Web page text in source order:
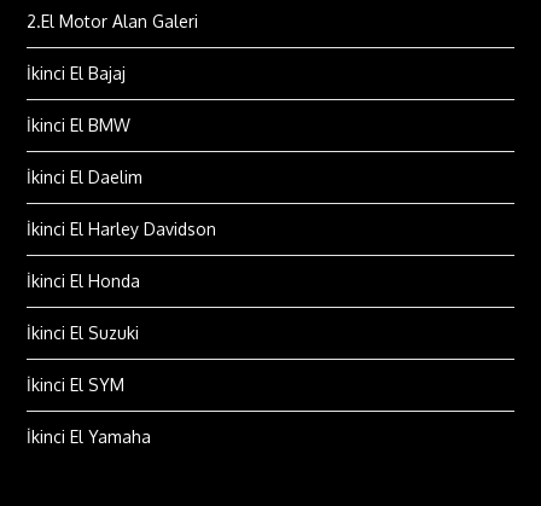
2.El Motor Alan Galeri
İkinci El Bajaj
İkinci El BMW
İkinci El Daelim
İkinci El Harley Davidson
İkinci El Honda
İkinci El Suzuki
İkinci El SYM
İkinci El Yamaha